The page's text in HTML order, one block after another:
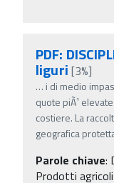
PDF:
liguri [3%]
… i di medio
quote piÃ¹
costiere. La
geografica
Parole chiave:
Prodotti